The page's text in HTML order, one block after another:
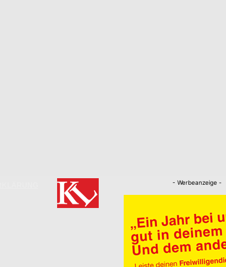
Kaiserslautern
- Werbeanzeige -